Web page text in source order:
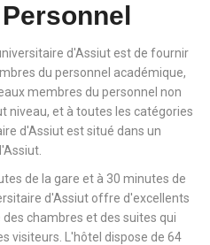
d'Assiut est de fournir
du personnel académique,
membres du personnel non
niveau, et à toutes les catégories
d'Assiut est situé dans un
de la gare et à 30 minutes de
d'Assiut offre d'excellents
chambres et des suites qui
visiteurs. L'hôtel dispose de 64